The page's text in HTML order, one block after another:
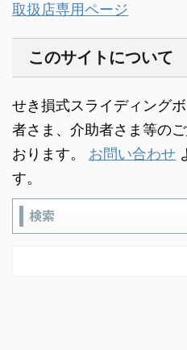
取扱店専用ページ
このサイトについて
せき損式スライディング
者さま、介助者さま等の
おります。 お問い合わせ
す。
検索